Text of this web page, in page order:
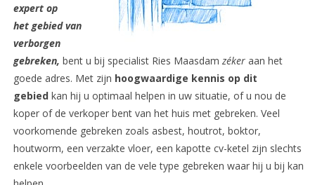
expert op
het gebied van
verborgen
gebreken, bent u bij specialist Ries Maasdam zékeraan het
goede adres. Met zijn hoogwaardige kennis op dit
gebied kan hij u optimaal helpen in uw situatie, of u nou de
koper of de verkoper bent van het huis met gebreken. Veel
voorkomende gebreken zoals asbest, houtrot, boktor,
houtworm, een verzakte vloer, een kapotte cv-ketel zijn slechts
enkele voorbeelden van de vele type gebreken waar hij u bij kan